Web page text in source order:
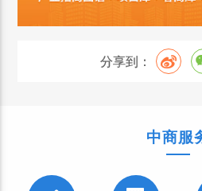
分享到：
中商服